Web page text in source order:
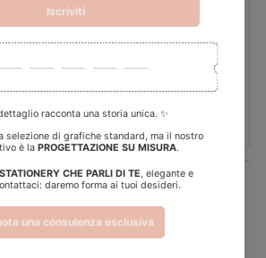
senza confetti ma completo di nastro in
per questo prodotto è di 30 pezzi.
Recensioni Clienti